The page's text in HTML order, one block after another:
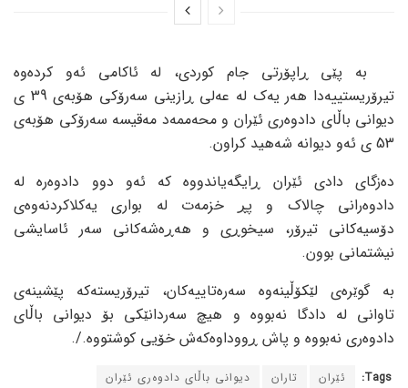
بە پێی ڕاپۆرتی جام کوردی، لە ئاکامی ئەو کردەوە
تیرۆریستییەدا هەر یەک لە عەلی ڕازینی سەرۆکی هۆبەی 39 ی
دیوانی باڵای دادوەری ئێران و محەممەد مەقیسە سەرۆکی هۆبەی
53 ی ئەو دیوانە شەهید کراون.
دەزگای دادی ئێران ڕایگەیاندووە کە ئەو دوو دادوەرە لە
دادوەرانی چالاک و پڕ خزمەت لە بواری یەکلاکردنەوەی
دۆسیەکانی تیرۆر، سیخوڕی و هەڕەشەکانی سەر ئاسایشی
نیشتمانی بوون.
بە گوێرەی لێکۆڵینەوە سەرەتاییەکان، تیرۆریستەکە پێشینەی
تاوانی لە دادگا نەبووە و هیچ سەردانێکی بۆ دیوانی باڵای
دادوەری نەبووە و پاش ڕووداوەکەش خۆیی کوشتووە./.
Tags: ئێران تاران دیوانی باڵای دادوەری ئێران